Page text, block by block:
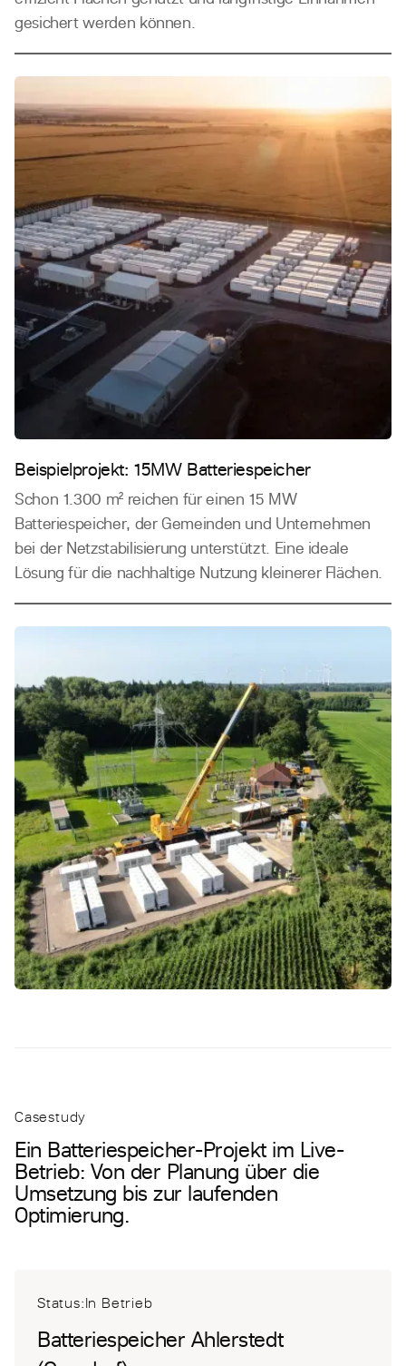
gesichert werden können.
Beispielprojekt: 15MW Batteriespeicher
Schon 1.300 m² reichen für einen 15 MW
Batteriespeicher, der Gemeinden und Unternehmen
bei der Netzstabilisierung unterstützt. Eine ideale
Lösung für die nachhaltige Nutzung kleinerer Flächen.
Casestudy
Ein Batteriespeicher-Projekt im Live-
Betrieb: Von der Planung über die
Umsetzung bis zur laufenden
Optimierung.
Status:In Betrieb
Batteriespeicher Ahlerstedt